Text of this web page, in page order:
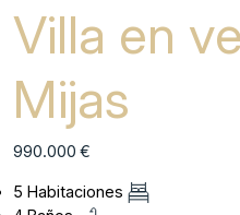
Villa en
Mijas
990.000 €
5 Habitaciones